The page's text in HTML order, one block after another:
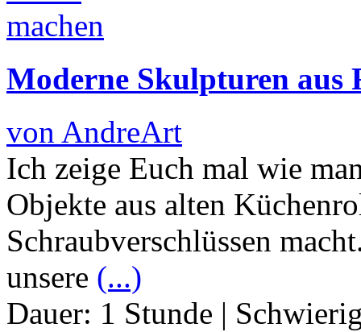
Moderne Skulpturen aus
von AndreArt
Ich zeige Euch mal wie
Objekte aus alten
Schraubverschlüssen
unsere (...)
Dauer: 1 Stunde |